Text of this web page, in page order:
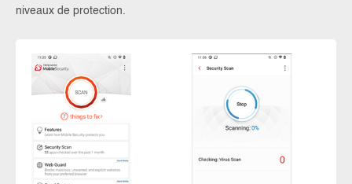
niveaux de protection.